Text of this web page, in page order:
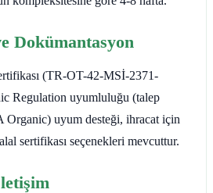
Dokümantasyon
(TR-OT-42-MSİ-2371-
Regulation uyumluluğu (talep
uyum desteği, ihracat için
sertifikası seçenekleri mevcuttur.